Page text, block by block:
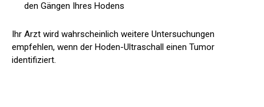
den Gängen Ihres Hodens
Ihr Arzt wird wahrscheinlich weitere Untersuchungen
empfehlen, wenn der Hoden-Ultraschall einen Tumor
identifiziert.